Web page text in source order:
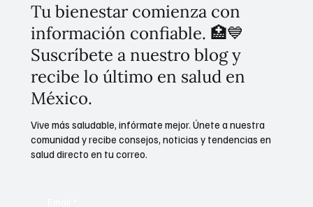
Tu bienestar comienza con
información confiable. 🏥💙
Suscríbete a nuestro blog y
recibe lo último en salud en
México.
Vive más saludable, infórmate mejor. Únete a nuestra
comunidad y recibe consejos, noticias y tendencias en
salud directo en tu correo.